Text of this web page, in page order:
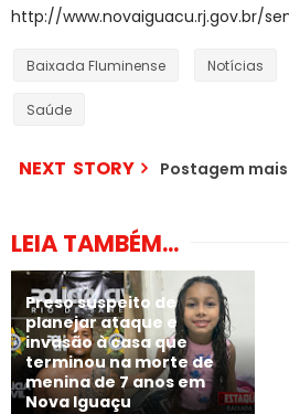
http://www.novaiguacu.rj.gov.br/
Baixada Fluminense Notícias
Saúde
NEXT STORY Postagem
LEIA TAMBÉM...
Preso suspeito de
planejar ataque e
invasão à casa que
terminou na morte de
menina de 7 anos em
Nova Iguaçu